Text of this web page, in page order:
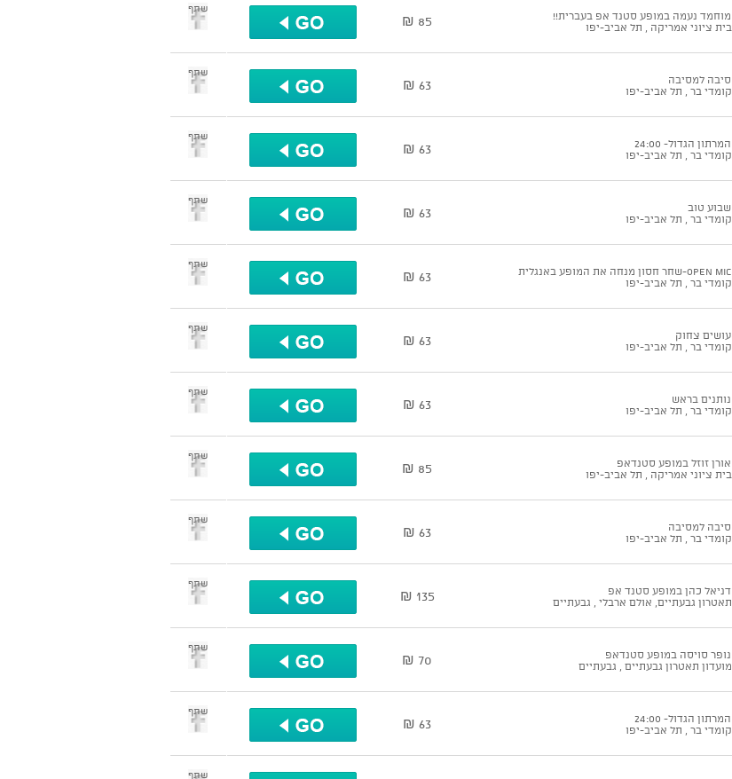
מוחמד נעמה במופע סטנד אפ בעברית!!
בית ציוני אמריקה , תל אביב-יפו 85 ₪
שתף
סיבה למסיבה
קומדי בר , תל אביב-יפו 63 ₪
שתף
המרתון הגדול- 24:00
קומדי בר , תל אביב-יפו 63 ₪
שתף
שבוע טוב
קומדי בר , תל אביב-יפו 63 ₪
שתף
קומדי בר , תל אביב-יפו 63 ₪
שתף
עושים צחוק
קומדי בר , תל אביב-יפו 63 ₪
שתף
נותנים בראש
קומדי בר , תל אביב-יפו 63 ₪
שתף
אורן זוזל במופע סטנדאפ
בית ציוני אמריקה , תל אביב-יפו 85 ₪
שתף
סיבה למסיבה
קומדי בר , תל אביב-יפו 63 ₪
שתף
דניאל כהן במופע סטנד אפ
תאטרון גבעתיים, אולם ארבלי , גבעתיים 135 ₪
שתף
נופר סויסה במופע סטנדאפ
מועדון תאטרון גבעתיים , גבעתיים 70 ₪
שתף
המרתון הגדול- 24:00
קומדי בר , תל אביב-יפו 63 ₪
שתף
שתף